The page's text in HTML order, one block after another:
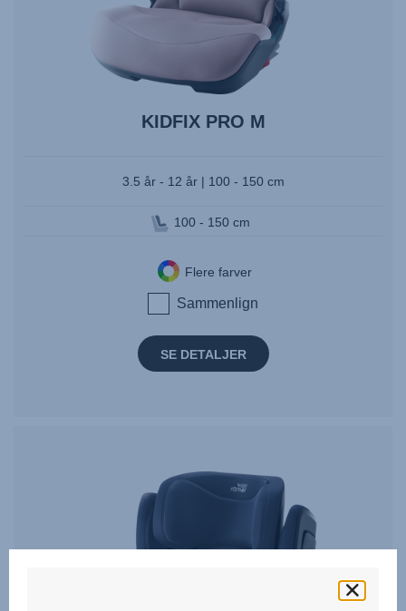
KIDFIX PRO M
3.5 år - 12 år | 100 - 150 cm
100 - 150 cm
Flere farver
Sammenlign
SE DETALJER